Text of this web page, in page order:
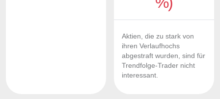
Aktien, die zu stark von
ihren Verlaufhochs
abgestraft wurden, sind für
Trendfolge-Trader nicht
interessant.